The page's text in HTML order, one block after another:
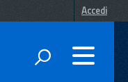
Accedi